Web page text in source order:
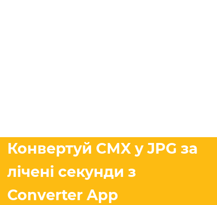
Конвертуй CMX у JPG за
лічені секунди з
Converter App